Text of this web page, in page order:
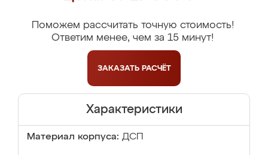
Поможем рассчитать точную стоимость!
Ответим менее, чем за 15 минут!
ЗАКАЗАТЬ РАСЧЁТ
Характеристики
Материал корпуса: ДСП